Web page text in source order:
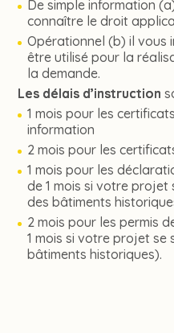
De simple information
connaître le droit
Opérationnel (b) il vous
être utilisé pour la
la demande.
Les délais d’instruction
1 mois pour les
information
2 mois pour les
1 mois pour les
de 1 mois si votre projet
des bâtiments
2 mois pour les permis
1 mois si votre projet se
bâtiments historiques).